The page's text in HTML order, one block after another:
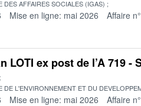
DES AFFAIRES SOCIALES (IGAS)
Mise en ligne: mai 2026 Affaire
LOTI ex post de l’A 719 -
DE L'ENVIRONNEMENT ET DU
Mise en ligne: mai 2026 Affaire